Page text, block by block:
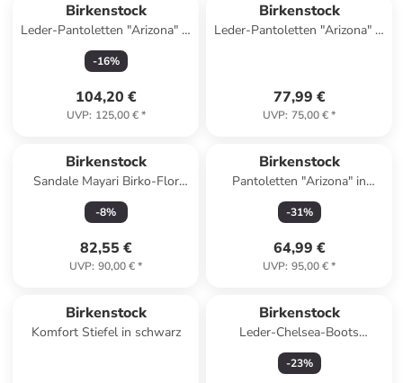
Birkenstock
Leder-Pantoletten "Arizona" in
Braun - Weite S
-16%
104,20 €
UVP: 125,00 €*
Birkenstock
Leder-Pantoletten "Arizona" in
77,99 €
UVP: 75,00 €*
Birkenstock
Sandale Mayari Birko-Flor
Metallic normal in braun
-8%
82,55 €
UVP: 90,00 €*
Birkenstock
Pantoletten "Arizona" in
Schwarz - Weite N
-31%
64,99 €
UVP: 95,00 €*
Birkenstock
Komfort Stiefel in schwarz
Birkenstock
Leder-Chelsea-Boots
"Highwood" in Braun - Weite
S
-23%